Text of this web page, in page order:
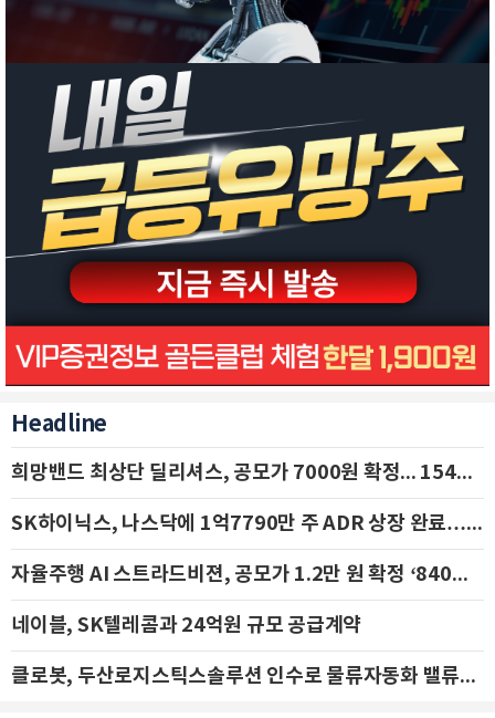
Headline
희망밴드 최상단 딜리셔스, 공모가 7000원 확정... 154억 규모 IPO 돌입
SK하이닉스, 나스닥에 1억7790만 주 ADR 상장 완료…29일 국내 추가 상장
자율주행 AI 스트라드비젼, 공모가 1.2만 원 확정 ‘840억 수혈’
네이블, SK텔레콤과 24억원 규모 공급계약
클로봇, 두산로지스틱스솔루션 인수로 물류자동화 밸류체인 확장 추진 - IBK투자증권